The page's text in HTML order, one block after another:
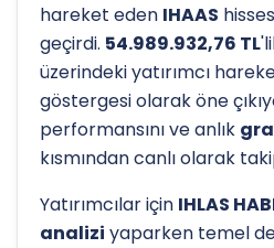
hareket eden IHAAS
geçirdi. 54.989.932,76 TL
üzerindeki yatırımcı
göstergesi olarak öne
performansını ve anlık
kısmından canlı olarak
Yatırımcılar için IHLAS
analizi yaparken temel